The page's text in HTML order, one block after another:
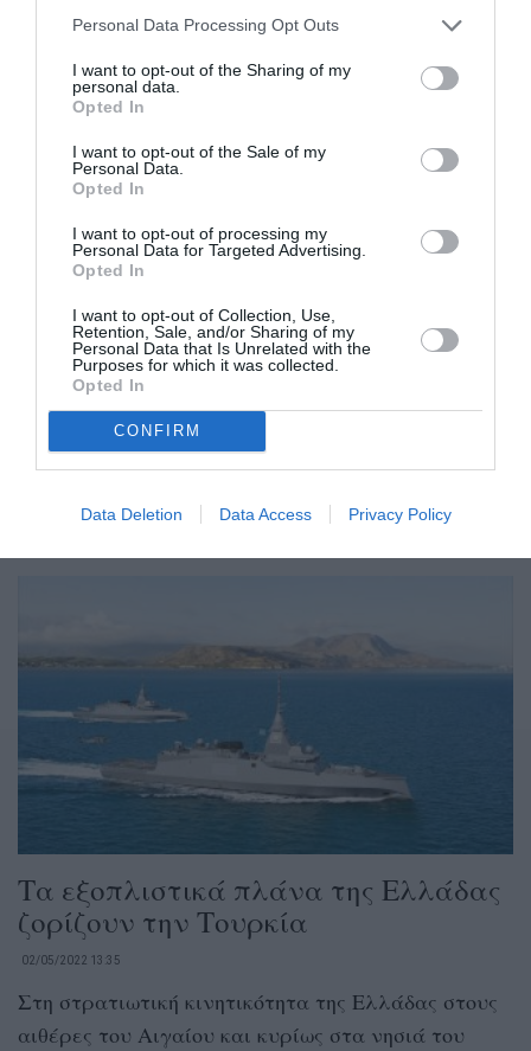
Personal Data Processing Opt Outs
I want to opt-out of the Sharing of my
personal data.
Opted In
I want to opt-out of the Sale of my
Personal Data.
Opted In
I want to opt-out of processing my
Personal Data for Targeted Advertising.
Opted In
I want to opt-out of Collection, Use,
Retention, Sale, and/or Sharing of my
Personal Data that Is Unrelated with the
Purposes for which it was collected.
Opted In
CONFIRM
Data Deletion Data Access Privacy Policy
Η Ελλάδα, πύλη αερίου για τα
Βαλκάνια – Εγκαίνια σήμερα για
τον FSRU Αλεξανδρούπολης
03/05/2022 07:48
Μηνύματα απεξάρτησης από το ρωσικό φυσικό
Αλεξανδρούπολη οι πρωθυπουργοί της Ελλάδας,...
Τα εξοπλιστικά πλάνα της Ελλάδας
ζορίζουν την Τουρκία
02/05/2022 13:35
Στη στρατιωτική κινητικότητα της Ελλάδας στους
αιθέρες του Αιγαίου και κυρίως στα νησιά του